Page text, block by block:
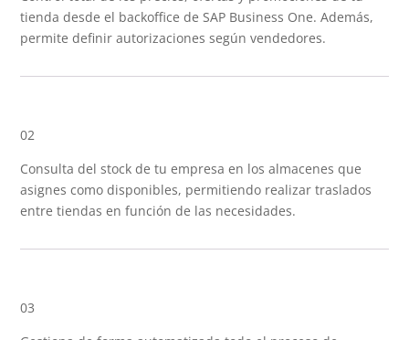
tienda desde el backoffice de SAP Business One. Además,
permite definir autorizaciones según vendedores.
02
Consulta del stock de tu empresa en los almacenes que
asignes como disponibles, permitiendo realizar traslados
entre tiendas en función de las necesidades.
03